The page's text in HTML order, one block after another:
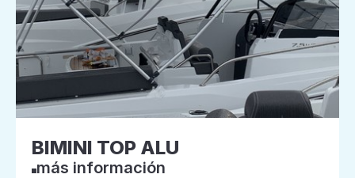
BIMINI TOP ALU
más información